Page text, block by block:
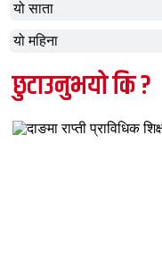
यो साता
यो महिना
छुटाउनुभयो कि ?